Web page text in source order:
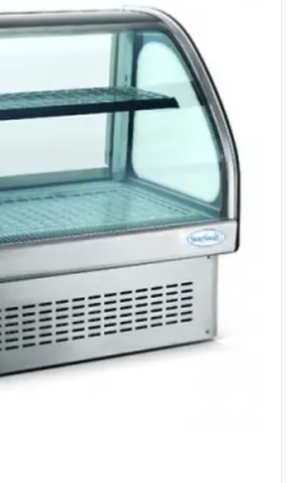
по телефону или через